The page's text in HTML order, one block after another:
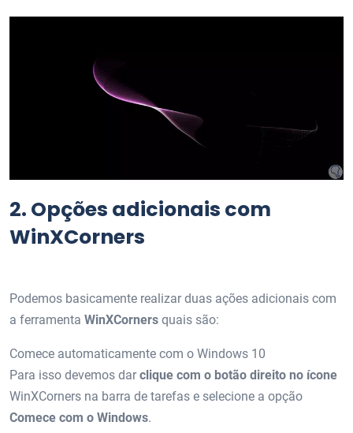
2. Opções adicionais com
WinXCorners
Podemos basicamente realizar duas ações adicionais com
a ferramenta WinXCorners quais são:
Comece automaticamente com o Windows 10
Para isso devemos darclique com o botão direito no ícone
WinXCorners na barra de tarefas e selecione a opção
Comece com o Windows.